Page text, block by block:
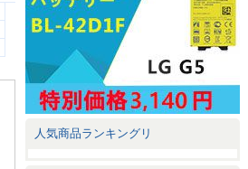
人気商品ランキングリ